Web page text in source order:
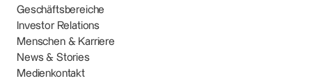
Geschäftsbereiche
Investor Relations
Menschen & Karriere
News & Stories
Medienkontakt